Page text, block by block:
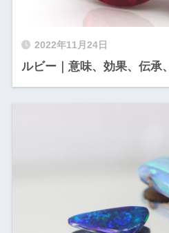
2022年11月24日
ルビー｜意味、効果、伝承